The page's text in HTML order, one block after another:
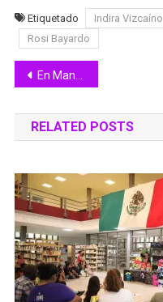
Etiquetado Indira Vizcaíno
Rosi Bayardo
Navegación
de
entradas
En Manzanillo, Indira preside presentación del libro ‘Aquí es Colima’, por 500 años de la fundación de Colima
RELATED POSTS